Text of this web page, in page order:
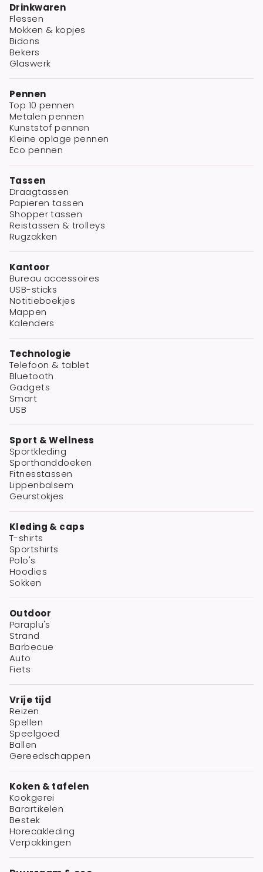
Drinkwaren
Flessen
Mokken & kopjes
Bidons
Bekers
Glaswerk
Pennen
Top 10 pennen
Metalen pennen
Kunststof pennen
Kleine oplage pennen
Eco pennen
Tassen
Draagtassen
Papieren tassen
Shopper tassen
Reistassen & trolleys
Rugzakken
Kantoor
Bureau accessoires
USB-sticks
Notitieboekjes
Mappen
Kalenders
Technologie
Telefoon & tablet
Bluetooth
Gadgets
Smart
USB
Sport & Wellness
Sportkleding
Sporthanddoeken
Fitnesstassen
Lippenbalsem
Geurstokjes
Kleding & caps
T-shirts
Sportshirts
Polo's
Hoodies
Sokken
Outdoor
Paraplu's
Strand
Barbecue
Auto
Fiets
Vrije tijd
Reizen
Spellen
Speelgoed
Ballen
Gereedschappen
Koken & tafelen
Kookgerei
Barartikelen
Bestek
Horecakleding
Verpakkingen